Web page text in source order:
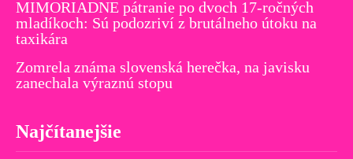
MIMORIADNE pátranie po dvoch 17-ročných
mladíkoch: Sú podozriví z brutálneho útoku na
taxikára
Zomrela známa slovenská herečka, na javisku
zanechala výraznú stopu
Najčítanejšie